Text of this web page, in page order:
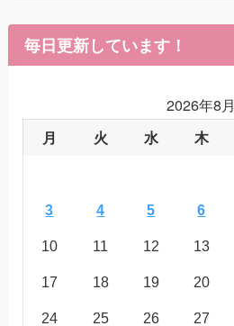
毎日更新しています！
2026年8月
月 火 水 木
3 4 5 6
10 11 12 13
17 18 19 20
24 25 26 27